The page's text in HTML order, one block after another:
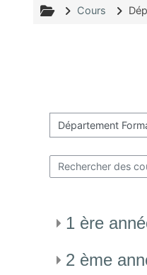
Cours
Catégories de cours
Rechercher des
1 ère
2 ème